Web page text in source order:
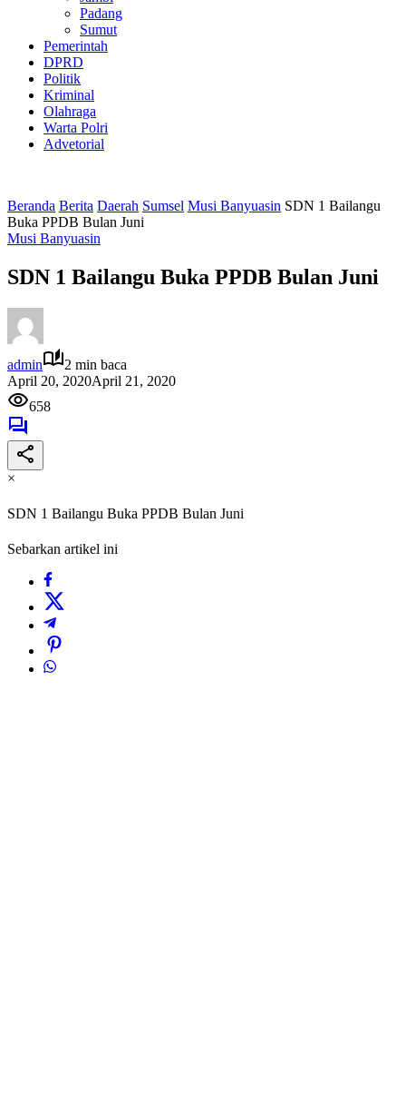
Padang
Sumut
Pemerintah
DPRD
Politik
Kriminal
Olahraga
Warta Polri
Advetorial
Beranda Berita Daerah Sumsel Musi Banyuasin SDN 1 Bailangu
Buka PPDB Bulan Juni
Musi Banyuasin
SDN 1 Bailangu Buka PPDB Bulan Juni
admin
2 min baca
April 20, 2020April 21, 2020
658
×
SDN 1 Bailangu Buka PPDB Bulan Juni
Sebarkan artikel ini